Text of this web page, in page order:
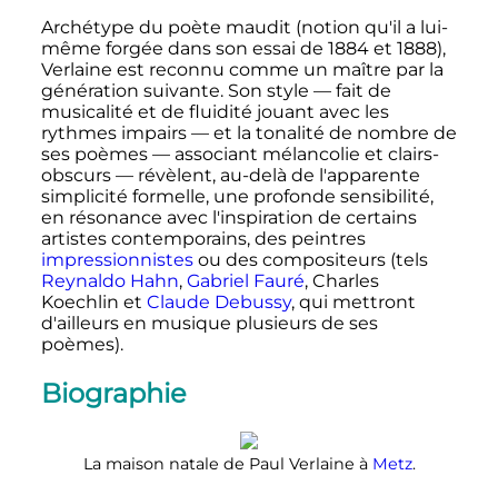
Archétype du poète maudit (notion qu'il a lui-
même forgée dans son essai de 1884 et 1888),
Verlaine est reconnu comme un maître par la
génération suivante. Son style — fait de
musicalité et de fluidité jouant avec les
rythmes impairs —et la tonalité de nombre de
ses poèmes — associant mélancolie et clairs-
obscurs —révèlent, au-delà de l'apparente
simplicité formelle, une profonde sensibilité,
en résonance avec l'inspiration de certains
artistes contemporains, des peintres
impressionnistesou des compositeurs (tels
Reynaldo Hahn, Gabriel Fauré, Charles
Koechlin et Claude Debussy, qui mettront
d'ailleurs en musique plusieurs de ses
poèmes).
Biographie
La maison natale de Paul Verlaine à Metz.